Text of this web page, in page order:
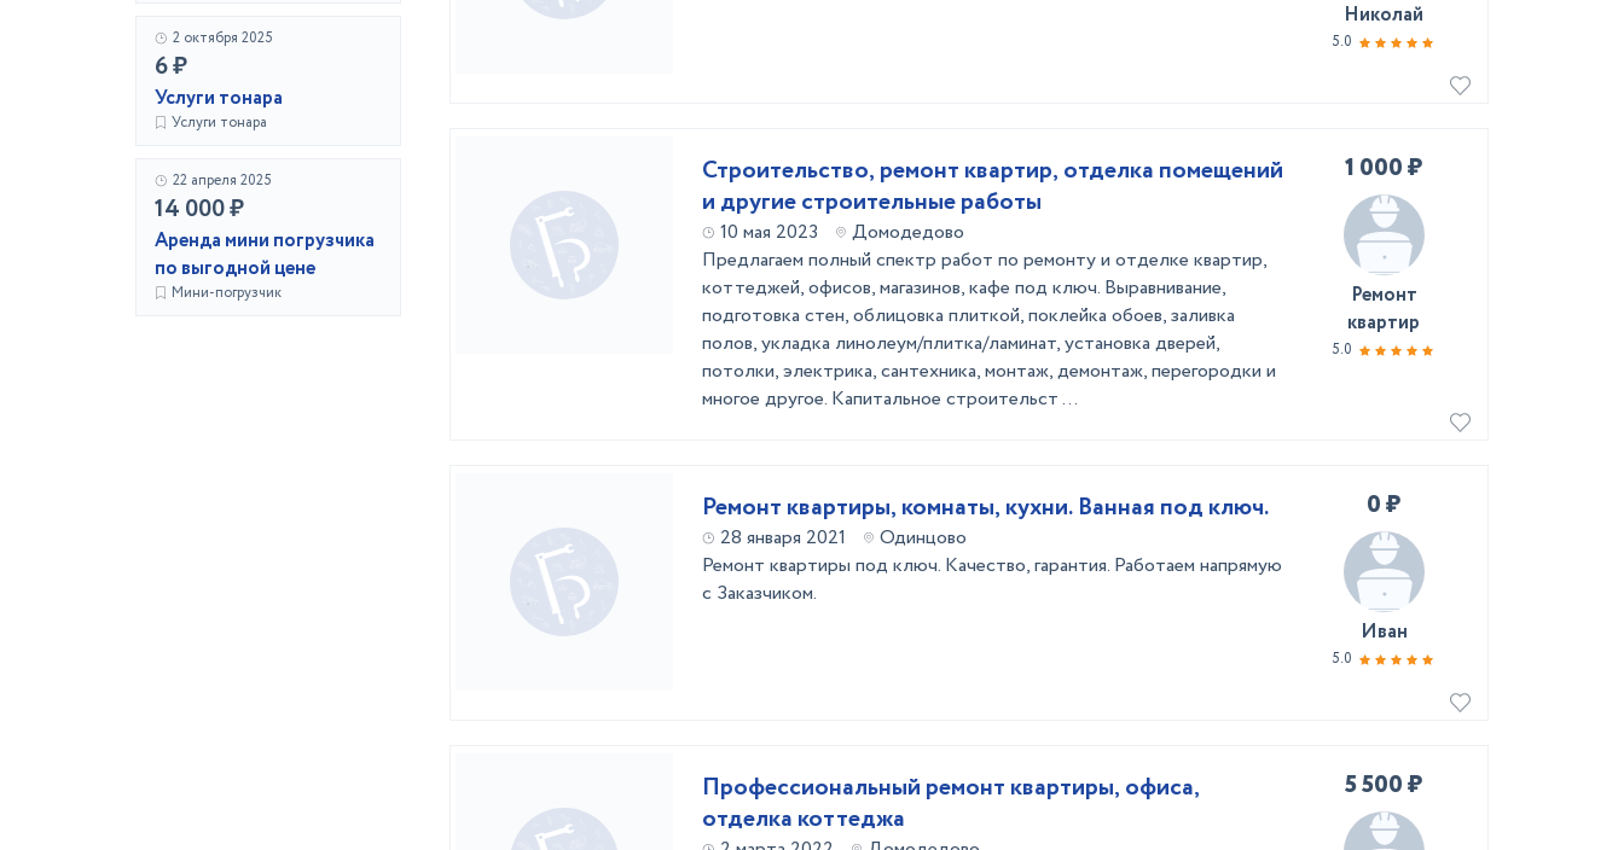
2 октября 2025
6 ₽
Услуги тонара
Услуги тонара
22 апреля 2025
14 000 ₽
Аренда мини погрузчика
по выгодной цене
Мини-погрузчик
Николай
5.0
Строительство, ремонт квартир, отделка помещений
и другие строительные работы
10 мая 2023
Домодедово
Предлагаем полный спектр работ по ремонту и отделке квартир,
коттеджей, офисов, магазинов, кафе под ключ. Выравнивание,
подготовка стен, облицовка плиткой, поклейка обоев, заливка
полов, укладка линолеум/плитка/ламинат, установка дверей,
потолки, электрика, сантехника, монтаж, демонтаж, перегородки и
многое другое. Капитальное строительст ...
1 000 ₽
Ремонт
квартир
5.0
Ремонт квартиры, комнаты, кухни. Ванная под ключ.
28 января 2021
Одинцово
Ремонт квартиры под ключ. Качество, гарантия. Работаем напрямую
с Заказчиком.
0 ₽
Иван
5.0
Профессиональный ремонт квартиры, офиса,
отделка коттеджа
5 500 ₽